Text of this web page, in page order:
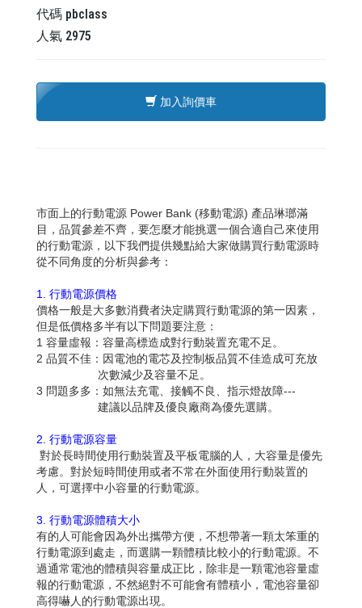
代碼 pbclass
人氣 2975
加入詢價車
市面上的行動電源 Power Bank (移動電源) 產品琳瑯滿
目，品質參差不齊，要怎麼才能挑選一個合適自己來使用
的行動電源，以下我們提供幾點給大家做購買行動電源時
從不同角度的分析與參考：
1. 行動電源價格
價格一般是大多數消費者決定購買行動電源的第一因素，
但是低價格多半有以下問題要注意：
1 容量虛報：容量高標造成對行動裝置充電不足。
2 品質不佳：因電池的電芯及控制板品質不佳造成可充放
次數減少及容量不足。
3 問題多多：如無法充電、接觸不良、指示燈故障---
建議以品牌及優良廠商為優先選購。
2. 行動電源容量
對於長時間使用行動裝置及平板電腦的人，大容量是優先
考慮。對於短時間使用或者不常在外面使用行動裝置的
人，可選擇中小容量的行動電源。
3. 行動電源體積大小
有的人可能會因為外出攜帶方便，不想帶著一顆太笨重的
行動電源到處走，而選購一顆體積比較小的行動電源。不
過通常電池的體積與容量成正比，除非是一顆電池容量虛
報的行動電源，不然絕對不可能會有體積小，電池容量卻
高得嚇人的行動電源出現。